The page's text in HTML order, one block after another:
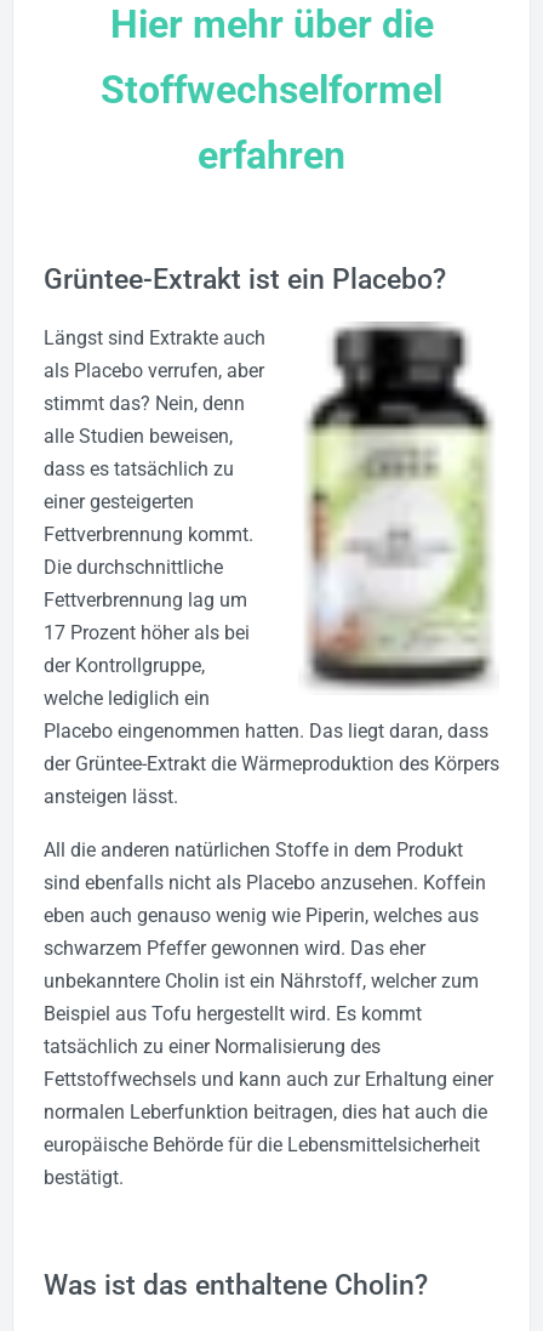
Hier mehr über die
Stoffwechselformel
erfahren
Grüntee-Extrakt ist ein Placebo?
Längst sind Extrakte auch
als Placebo verrufen, aber
stimmt das? Nein, denn
alle Studien beweisen,
dass es tatsächlich zu
einer gesteigerten
Fettverbrennung kommt.
Die durchschnittliche
Fettverbrennung lag um
17 Prozent höher als bei
der Kontrollgruppe,
welche lediglich ein
Placebo eingenommen hatten. Das liegt daran, dass
der Grüntee-Extrakt die Wärmeproduktion des Körpers
ansteigen lässt.
All die anderen natürlichen Stoffe in dem Produkt
sind ebenfalls nicht als Placebo anzusehen. Koffein
eben auch genauso wenig wie Piperin, welches aus
schwarzem Pfeffer gewonnen wird. Das eher
unbekanntere Cholin ist ein Nährstoff, welcher zum
Beispiel aus Tofu hergestellt wird. Es kommt
tatsächlich zu einer Normalisierung des
Fettstoffwechsels und kann auch zur Erhaltung einer
normalen Leberfunktion beitragen, dies hat auch die
europäische Behörde für die Lebensmittelsicherheit
bestätigt.
Was ist das enthaltene Cholin?